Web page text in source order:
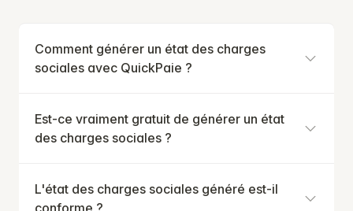
Comment générer un état des charges
sociales avec QuickPaie ?
Est-ce vraiment gratuit de générer un état
des charges sociales ?
L'état des charges sociales généré est-il
conforme ?